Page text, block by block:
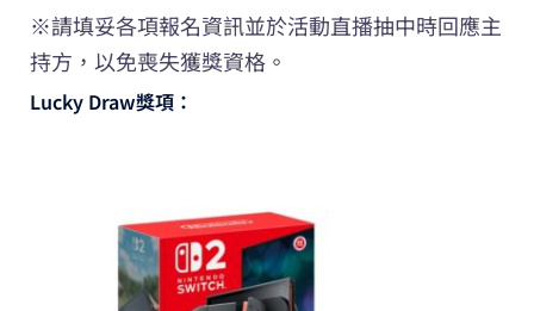
※請填妥各項報名資訊並於活動直播抽中時回應主
持方，以免喪失獲獎資格。
Lucky Draw獎項：